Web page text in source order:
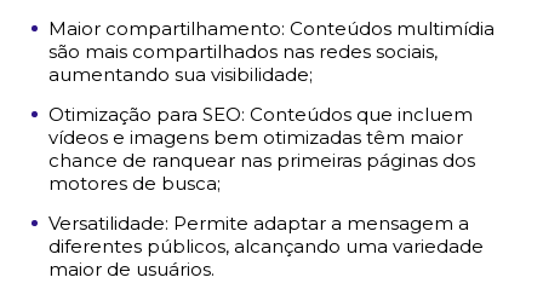
Maior compartilhamento: Conteúdos multimídia
são mais compartilhados nas redes sociais,
aumentando sua visibilidade;
Otimização para SEO: Conteúdos que incluem
vídeos e imagens bem otimizadas têm maior
chance de ranquear nas primeiras páginas dos
motores de busca;
Versatilidade: Permite adaptar a mensagem a
diferentes públicos, alcançando uma variedade
maior de usuários.